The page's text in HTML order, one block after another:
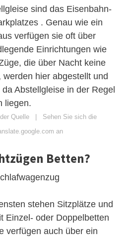
sind das Eisenbahn-
. Genau wie ein
verfügen sie oft über
Einrichtungen wie
die über Nacht keine
werden hier abgestellt und
Abstellgleise in der Regel
liegen.
Quelle | Sehen Sie sich die
an
Betten?
stehen Sitzplätze und
Einzel- oder Doppelbetten
verfügen auch über ein